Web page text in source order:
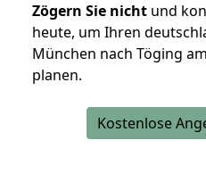
Zögern Sie nicht und
heute, um Ihren
München nach Töging
planen.
Kostenlose